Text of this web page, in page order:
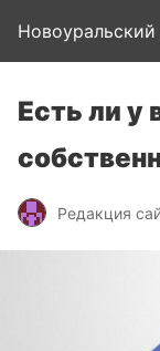
Есть ли у
Редакция